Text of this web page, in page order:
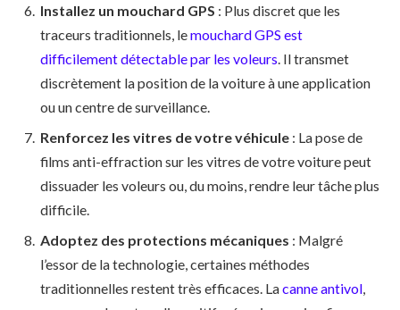
Installez un mouchard GPS : Plus discret que les
traceurs traditionnels, lemouchard GPS est
difficilement détectable par les voleurs . Il transmet
discrètement la position de la voiture à une application
ou un centre de surveillance.
Renforcez les vitres de votre véhicule : La pose de
films anti-effraction sur les vitres de votre voiture peut
dissuader les voleurs ou, du moins, rendre leur tâche plus
difficile.
Adoptez des protections mécaniques : Malgré
l’essor de la technologie, certaines méthodes
traditionnelles restent très efficaces. Lacanne antivol